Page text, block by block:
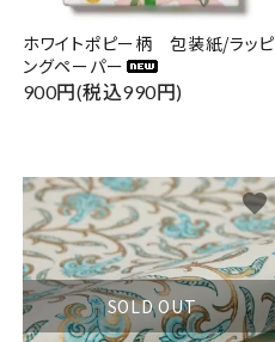
ホワイトポピー柄 包装紙/ラッピ
ングペーパー
900円(税込990円)
SOLD OUT
favorite